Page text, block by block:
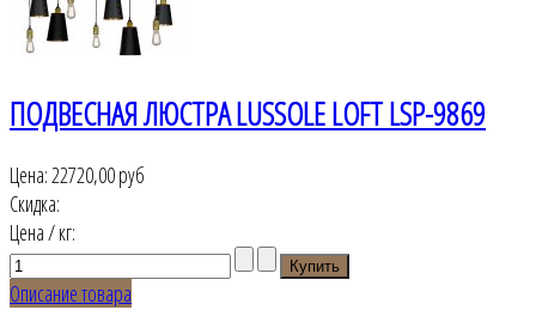
ПОДВЕСНАЯ ЛЮСТРА LUSSOLE LOFT LSP-9869
Цена:22720,00 руб
Скидка:
Цена / кг:
Описание товара